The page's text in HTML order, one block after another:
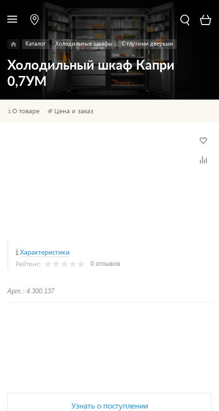
Каталог Холодильные шкафы С глухими дверьми
Холодильный шкаф Капри
0,7УМ
О товаре Цена и заказ
Характеристики
Рейтинг: 0 отзывов
Арт.: 4.300.137
Узнать о поступлении